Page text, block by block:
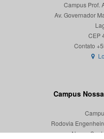
Campus Prof.
Av. Governador
CEP
Campus
Rodovia
Nossa